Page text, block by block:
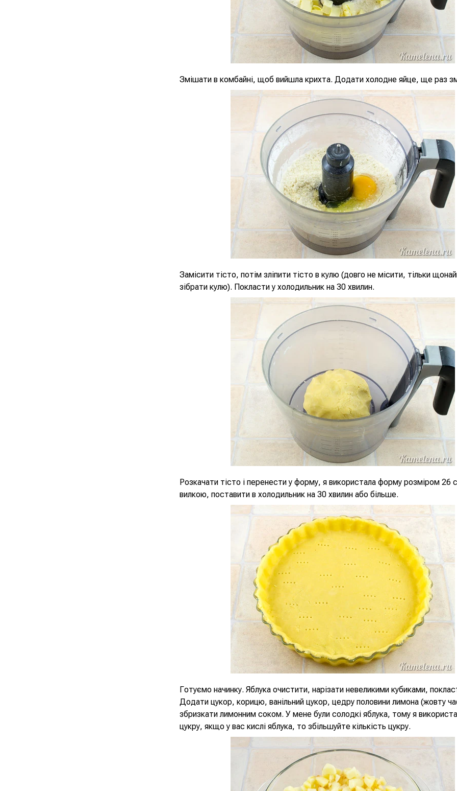
Змішати в комбайні, щоб вийшла крихта. Додати холодне яйце, ще раз
Замісити тісто, потім зліпити тісто в кулю (довго не місити, тільки
зібрати кулю). Покласти у холодильник на 30 хвилин.
Розкачати тісто і перенести у форму, я використала форму розміром 26
вилкою, поставити в холодильник на 30 хвилин або більше.
Готуємо начинку. Яблука очистити, нарізати невеликими кубиками,
Додати цукор, корицю, ванільний цукор, цедру половини лимона (жовту
збризкати лимонним соком. У мене були солодкі яблука, тому я
цукру, якщо у вас кислі яблука, то збільшуйте кількість цукру.